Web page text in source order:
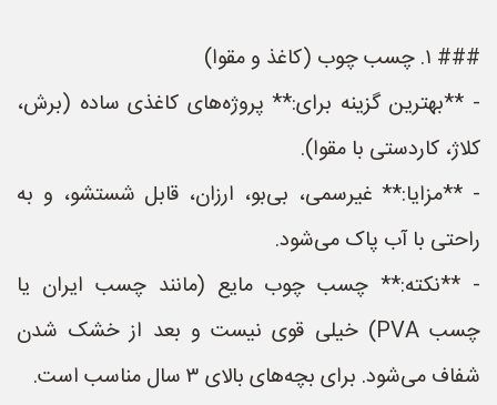
### ۱. چسب چوب (کاغذ و مقوا)
- **بهترین گزینه برای:** پروژه‌های کاغذی ساده (برش،
کلاژ، کاردستی با مقوا).
- **مزایا:** غیرسمی، بی‌بو، ارزان، قابل شستشو، و به
راحتی با آب پاک می‌شود.
- **نکته:** چسب چوب مایع (مانند چسب ایران یا
چسب PVA) خیلی قوی نیست و بعد از خشک شدن
شفاف می‌شود. برای بچه‌های بالای ۳ سال مناسب است.